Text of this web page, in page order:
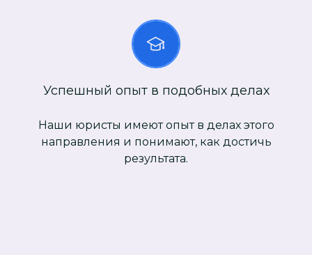
Успешный опыт в подобных делах
Наши юристы имеют опыт в делах этого
направления и понимают, как достичь
результата.